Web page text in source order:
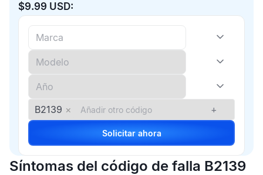
$9.99 USD:
B2139 × +
Solicitar ahora
Síntomas del código de falla B2139